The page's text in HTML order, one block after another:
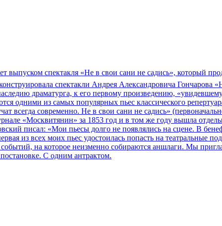
спектакля «Не в свои сани не садись», который
спектакли Андрея Александровича Гончарова
драматурга, к его первому произведению,
одними из самых популярных пьес классического
всегда современно. Не в свои сани не садись»
«Москвитянин» за 1853 год и в том же году вышла
писал: «Мои пьесы долго не появлялись на сцене. В
из всех моих пьес удостоилась попасть на театральные
на которое неизменно собираются аншлаги. Мы
С одним антрактом.